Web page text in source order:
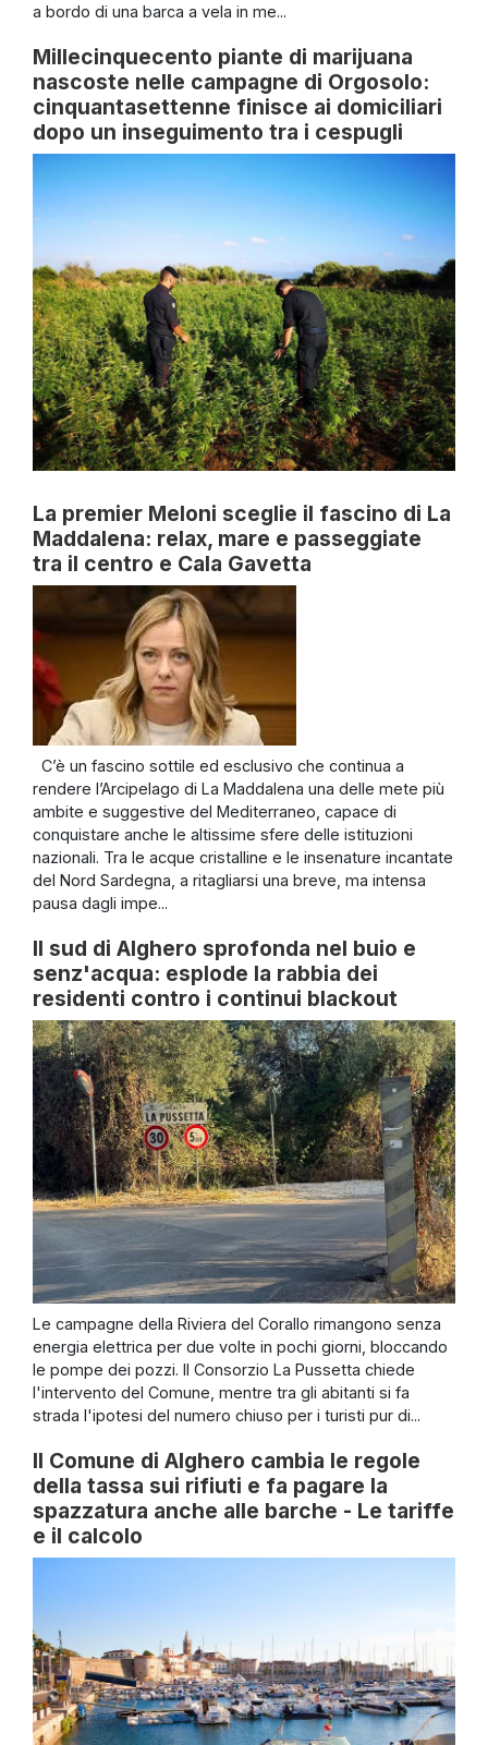
a bordo di una barca a vela in me...
Millecinquecento piante di marijuana
nascoste nelle campagne di Orgosolo:
cinquantasettenne finisce ai domiciliari
dopo un inseguimento tra i cespugli
La premier Meloni sceglie il fascino di La
Maddalena: relax, mare e passeggiate
tra il centro e Cala Gavetta
C’è un fascino sottile ed esclusivo che continua a
rendere l’Arcipelago di La Maddalena una delle mete più
ambite e suggestive del Mediterraneo, capace di
conquistare anche le altissime sfere delle istituzioni
nazionali. Tra le acque cristalline e le insenature incantate
del Nord Sardegna, a ritagliarsi una breve, ma intensa
pausa dagli impe...
Il sud di Alghero sprofonda nel buio e
senz'acqua: esplode la rabbia dei
residenti contro i continui blackout
Le campagne della Riviera del Corallo rimangono senza
energia elettrica per due volte in pochi giorni, bloccando
le pompe dei pozzi. Il Consorzio La Pussetta chiede
l'intervento del Comune, mentre tra gli abitanti si fa
strada l'ipotesi del numero chiuso per i turisti pur di...
Il Comune di Alghero cambia le regole
della tassa sui rifiuti e fa pagare la
spazzatura anche alle barche - Le tariffe
e il calcolo